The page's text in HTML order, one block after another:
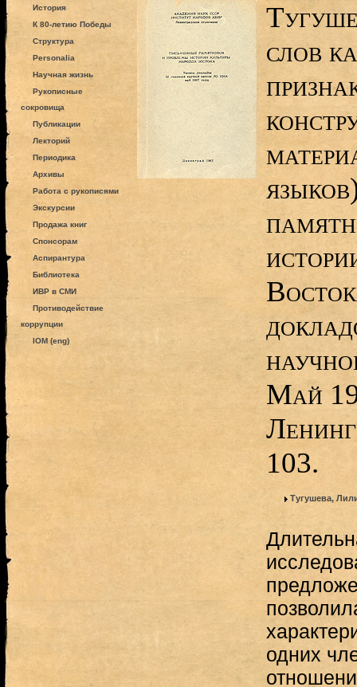
История
К 80-летию Победы
Структура
Personalia
Научная жизнь
Рукописные
сокровища
Публикации
Лекторий
Периодика
Архивы
Работа с рукописями
Экскурсии
Продажа книг
Спонсорам
Аспирантура
Библиотека
ИВР в СМИ
Противодействие
коррупции
IOM (eng)
слов
Май
103.
Тугушева,
одних